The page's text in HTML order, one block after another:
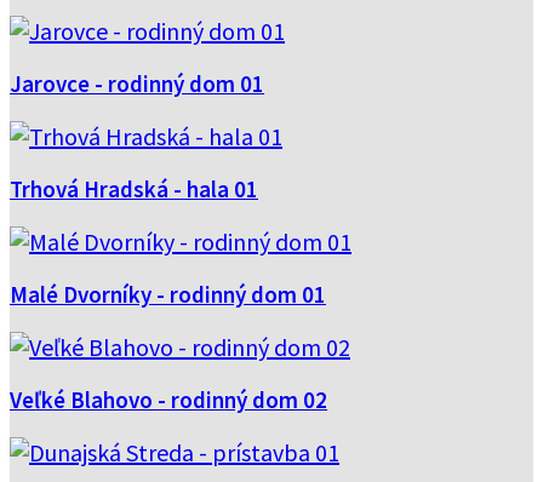
Jarovce - rodinný dom 01
Trhová Hradská - hala 01
Malé Dvorníky - rodinný dom 01
Veľké Blahovo - rodinný dom 02